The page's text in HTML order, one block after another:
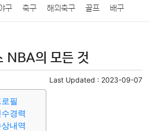
구 축구 해외축구 골프 배구
NBA의 모든 것
Last Updated : 2023-09-07
필
경력
내역